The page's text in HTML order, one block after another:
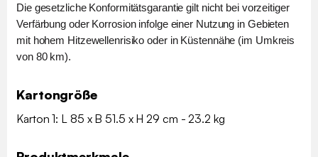
Die gesetzliche Konformitätsgarantie gilt nicht bei vorzeitiger
Verfärbung oder Korrosion infolge einer Nutzung in Gebieten
mit hohem Hitzewellenrisiko oder in Küstennähe (im Umkreis
von 80 km).
Kartongröße
Karton 1: L 85 x B 51.5 x H 29 cm - 23.2 kg